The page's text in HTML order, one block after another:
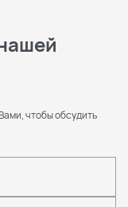
чтобы обсудить